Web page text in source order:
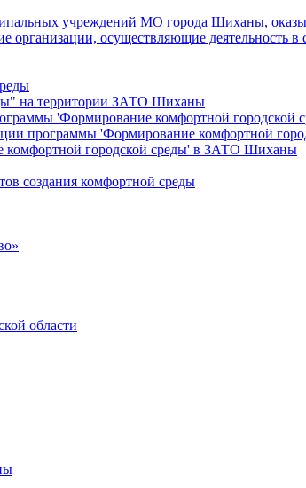
учреждений МО города Шиханы,
организации, осуществляющие деятельность в
на территории ЗАТО Шиханы
'Формирование комфортной
программы 'Формирование комфортной
комфортной городской среды' в ЗАТО Шиханы
создания комфортной среды
области